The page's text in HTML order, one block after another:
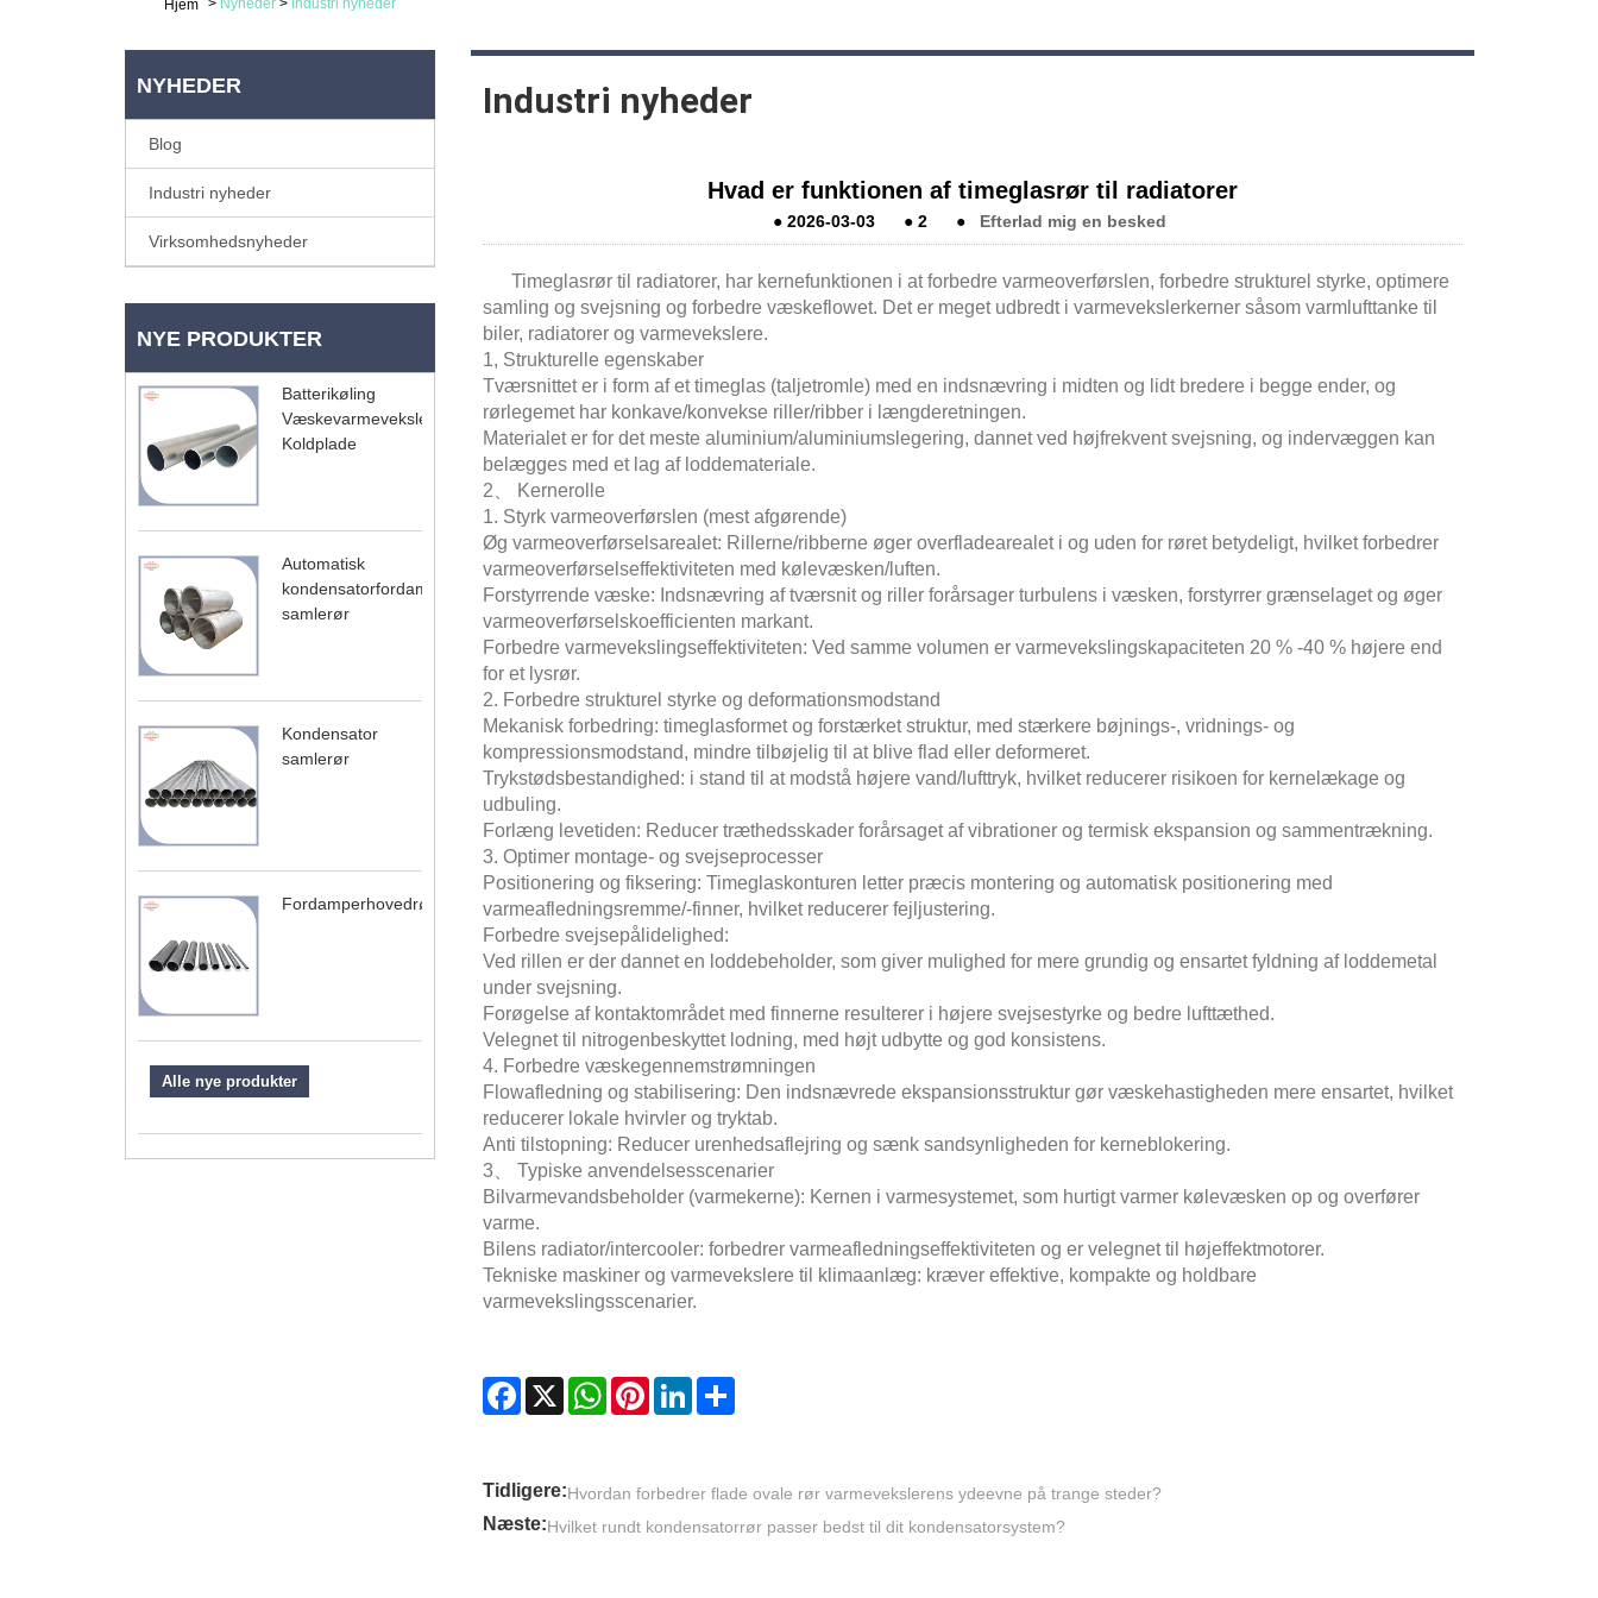
Hjem > Nyheder > Industri nyheder
NYHEDER
Blog
Industri nyheder
Virksomhedsnyheder
NYE PRODUKTER
Batterikøling
Væskevarmeveksler
Koldplade
Automatisk
kondensatorfordamper
samlerør
Kondensator
samlerør
Fordamperhovedrør
Alle nye produkter
Industri nyheder
Hvad er funktionen af ​​timeglasrør til radiatorer
● 2026-03-03 ● 2 ● Efterlad mig en besked
Timeglasrør til radiatorer, har kernefunktionen i at forbedre varmeoverførslen, forbedre strukturel styrke, optimere
samling og svejsning og forbedre væskeflowet. Det er meget udbredt i varmevekslerkerner såsom varmlufttanke til
biler, radiatorer og varmevekslere.
1, Strukturelle egenskaber
Tværsnittet er i form af et timeglas (taljetromle) med en indsnævring i midten og lidt bredere i begge ender, og
rørlegemet har konkave/konvekse riller/ribber i længderetningen.
Materialet er for det meste aluminium/aluminiumslegering, dannet ved højfrekvent svejsning, og indervæggen kan
belægges med et lag af loddemateriale.
2、 Kernerolle
1. Styrk varmeoverførslen (mest afgørende)
Øg varmeoverførselsarealet: Rillerne/ribberne øger overfladearealet i og uden for røret betydeligt, hvilket forbedrer
varmeoverførselseffektiviteten med kølevæsken/luften.
Forstyrrende væske: Indsnævring af tværsnit og riller forårsager turbulens i væsken, forstyrrer grænselaget og øger
varmeoverførselskoefficienten markant.
Forbedre varmevekslingseffektiviteten: Ved samme volumen er varmevekslingskapaciteten 20 % -40 % højere end
for et lysrør.
2. Forbedre strukturel styrke og deformationsmodstand
Mekanisk forbedring: timeglasformet og forstærket struktur, med stærkere bøjnings-, vridnings- og
kompressionsmodstand, mindre tilbøjelig til at blive flad eller deformeret.
Trykstødsbestandighed: i stand til at modstå højere vand/lufttryk, hvilket reducerer risikoen for kernelækage og
udbuling.
Forlæng levetiden: Reducer træthedsskader forårsaget af vibrationer og termisk ekspansion og sammentrækning.
3. Optimer montage- og svejseprocesser
Positionering og fiksering: Timeglaskonturen letter præcis montering og automatisk positionering med
varmeafledningsremme/-finner, hvilket reducerer fejljustering.
Forbedre svejsepålidelighed:
Ved rillen er der dannet en loddebeholder, som giver mulighed for mere grundig og ensartet fyldning af loddemetal
under svejsning.
Forøgelse af kontaktområdet med finnerne resulterer i højere svejsestyrke og bedre lufttæthed.
Velegnet til nitrogenbeskyttet lodning, med højt udbytte og god konsistens.
4. Forbedre væskegennemstrømningen
Flowafledning og stabilisering: Den indsnævrede ekspansionsstruktur gør væskehastigheden mere ensartet, hvilket
reducerer lokale hvirvler og tryktab.
Anti tilstopning: Reducer urenhedsaflejring og sænk sandsynligheden for kerneblokering.
3、 Typiske anvendelsesscenarier
Bilvarmevandsbeholder (varmekerne): Kernen i varmesystemet, som hurtigt varmer kølevæsken op og overfører
varme.
Bilens radiator/intercooler: forbedrer varmeafledningseffektiviteten og er velegnet til højeffektmotorer.
Tekniske maskiner og varmevekslere til klimaanlæg: kræver effektive, kompakte og holdbare
varmevekslingsscenarier.
Facebook
X WhatsAppPinterestLinkedInShare
Tidligere:Hvordan forbedrer flade ovale rør varmevekslerens ydeevne på trange steder?
Næste:Hvilket rundt kondensatorrør passer bedst til dit kondensatorsystem?